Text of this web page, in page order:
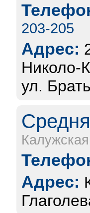
203-205
Адрес:
Николо-
ул.
Адрес: